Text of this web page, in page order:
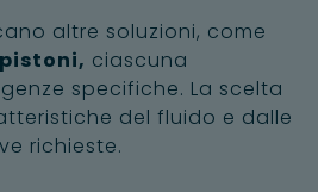
altre soluzioni, come
ciascuna
specifiche. La scelta
del fluido e dalle
richieste.